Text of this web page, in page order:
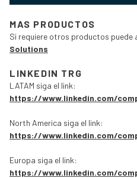
MAS PRODUCTOS
Si requiere otros productos puede
Solutions
LINKEDIN TRG
LATAM siga el link:
https://www.linkedin.com/
North America siga el link:
https://www.linkedin.com/
Europa siga el link:
https://www.linkedin.com/